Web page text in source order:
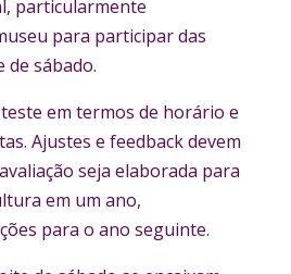
particularmente
para participar das
sábado.
em termos de horário e
Ajustes e feedback devem
seja elaborada para
em um ano,
para o ano seguinte.